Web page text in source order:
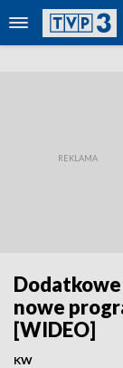
Dodatkowe
nowe
[WIDEO]
KW